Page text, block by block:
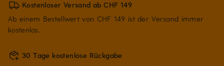
Kostenloser Versand ab CHF 149
Ab einem Bestellwert von CHF 149 ist der Versand immer
kostenlos.
30 Tage kostenlose Rückgabe